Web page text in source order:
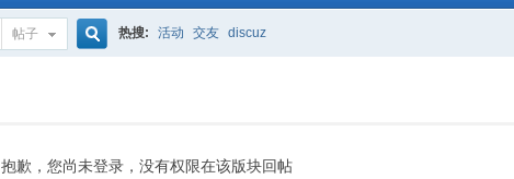
帖子
索
热搜: 活动 交友 discuz
抱歉，您尚未登录，没有权限在该版块回帖